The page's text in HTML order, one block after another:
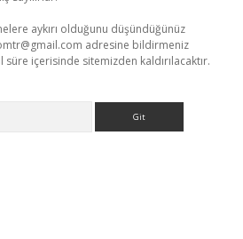
aykırı olduğunu düşündüğünüz
adresine bildirmeniz
içerisinde sitemizden kaldırılacaktır.